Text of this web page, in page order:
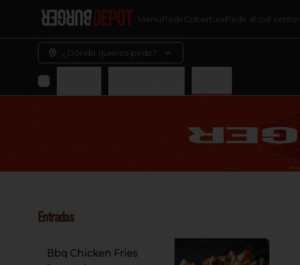
MenúPedirCoberturaPedir al call center
¿Dónde quieres pedir?
Entradas
Bbq Chicken Fries